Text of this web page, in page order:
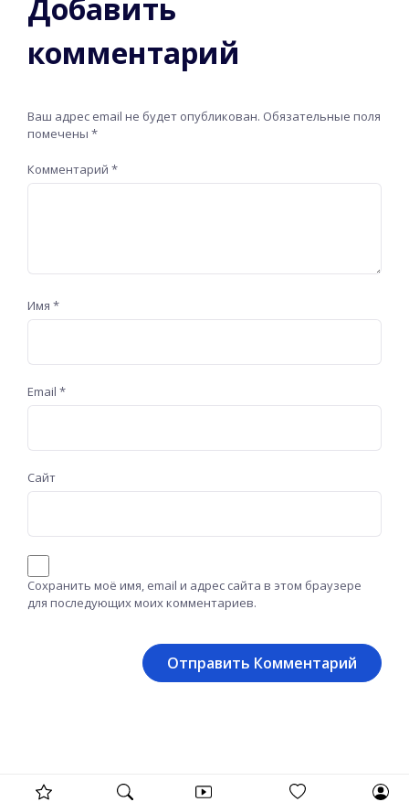
Добавить
комментарий
Ваш адрес email не будет опубликован. Обязательные поля
помечены *
Комментарий *
Имя *
Email *
Сайт
Сохранить моё имя, email и адрес сайта в этом браузере
для последующих моих комментариев.